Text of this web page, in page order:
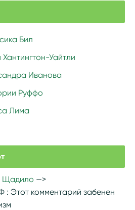
Бил
Уайтли
Иванова
Руффо
Лима
Щадило
: Этот комментарий забенен